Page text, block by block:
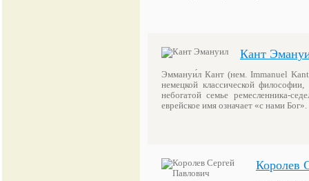
Кант
Эммануи́л Кант (нем. Immanuel
немецкой классической
небогатой семье ремесленника-
еврейское имя означает «с нами
Королев